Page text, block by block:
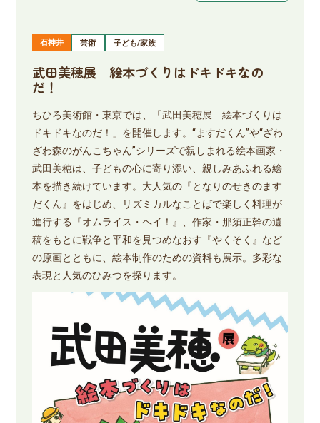
石神井 芸術 子ども/家族
武田美穂展 絵本づくりはドキドキなの
だ！
ちひろ美術館・東京では、「武田美穂展 絵本づくりは
ドキドキなのだ！」を開催します。“ますだくん”や“ざわ
ざわ森のがんこちゃん”シリーズで親しまれる絵本画家・
武田美穂は、子どもの心に寄り添い、親しみあふれる絵
本を描き続けています。大人気の『となりのせきのます
だくん』をはじめ、リズミカルなことばで楽しく料理が
進行する『オムライス・ヘイ！』、作家・那須正幹の遺
稿をもとに戦争と平和を見つめなおす『やくそく』など
の原画とともに、絵本制作のための資料も展示。多彩な
表現と人気のひみつを探ります。